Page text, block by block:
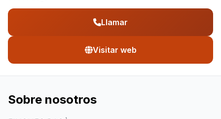
Llamar
Visitar web
Sobre nosotros